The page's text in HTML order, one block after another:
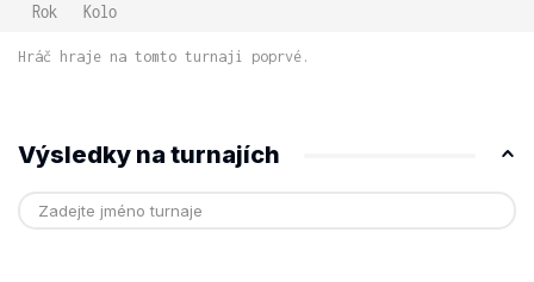
Rok Kolo
Hráč hraje na tomto turnaji poprvé.
Výsledky na turnajích